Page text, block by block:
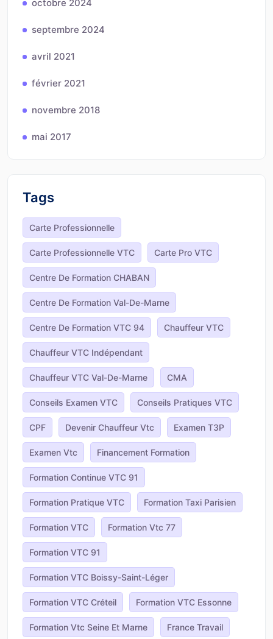
octobre 2024
septembre 2024
avril 2021
février 2021
novembre 2018
mai 2017
Tags
Carte Professionnelle
Carte Professionnelle VTC Carte Pro VTC
Centre De Formation CHABAN
Centre De Formation Val-De-Marne
Centre De Formation VTC 94 Chauffeur VTC
Chauffeur VTC Indépendant
Chauffeur VTC Val-De-Marne CMA
Conseils Examen VTC Conseils Pratiques VTC
CPF Devenir Chauffeur Vtc Examen T3P
Examen Vtc Financement Formation
Formation Continue VTC 91
Formation Pratique VTC Formation Taxi Parisien
Formation VTC Formation Vtc 77
Formation VTC 91
Formation VTC Boissy-Saint-Léger
Formation VTC Créteil Formation VTC Essonne
Formation Vtc Seine Et Marne France Travail